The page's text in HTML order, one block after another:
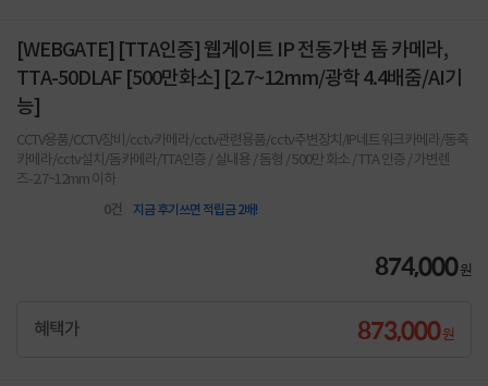
[WEBGATE] [TTA인증] 웹게이트 IP 전동가변 돔 카메라,
TTA-50DLAF [500만화소] [2.7~12mm/광학 4.4배줌/AI기
능]
CCTV용품/CCTV장비/cctv카메라/cctv관련용품/cctv주변장치/IP네트워크카메라/동축
카메라/cctv설치/돔카메라/TTA인증 / 실내용 / 돔형 / 500만 화소 / TTA 인증 / 가변렌
즈-2.7~12mm 이하
0건 지금 후기쓰면 적립금 2배!
874,000원
혜택가 873,000원